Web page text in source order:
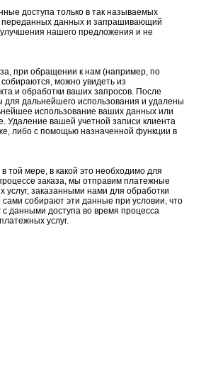
доступа только в так называемых
переданных данных и запрашивающий
нашего предложения и не
при обращении к нам (например, по
можно увидеть из
и обработки ваших запросов. После
дальнейшего использования и удалены
использование ваших данных или
Удаление вашей учетной записи клиента
либо с помощью назначенной функции в
той мере, в какой это необходимо для
заказа, мы отправим платежные
заказанными нами для обработки
собирают эти данные при условии, что
данными доступа во время процесса
услуг.